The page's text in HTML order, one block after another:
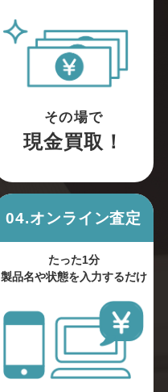
その場で
現金買取！
04.オンライン査定
たった1分
製品名や状態を入力するだけ